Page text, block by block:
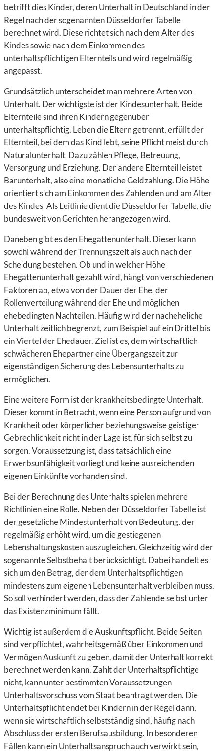
betrifft dies Kinder, deren Unterhalt in Deutschland in der
Regel nach der sogenannten Düsseldorfer Tabelle
berechnet wird. Diese richtet sich nach dem Alter des
Kindes sowie nach dem Einkommen des
unterhaltspflichtigen Elternteils und wird regelmäßig
angepasst.
Grundsätzlich unterscheidet man mehrere Arten von
Unterhalt. Der wichtigste ist der Kindesunterhalt. Beide
Elternteile sind ihren Kindern gegenüber
unterhaltspflichtig. Leben die Eltern getrennt, erfüllt der
Elternteil, bei dem das Kind lebt, seine Pflicht meist durch
Naturalunterhalt. Dazu zählen Pflege, Betreuung,
Versorgung und Erziehung. Der andere Elternteil leistet
Barunterhalt, also eine monatliche Geldzahlung. Die Höhe
orientiert sich am Einkommen des Zahlenden und am Alter
des Kindes. Als Leitlinie dient die Düsseldorfer Tabelle, die
bundesweit von Gerichten herangezogen wird.
Daneben gibt es den Ehegattenunterhalt. Dieser kann
sowohl während der Trennungszeit als auch nach der
Scheidung bestehen. Ob und in welcher Höhe
Ehegattenunterhalt gezahlt wird, hängt von verschiedenen
Faktoren ab, etwa von der Dauer der Ehe, der
Rollenverteilung während der Ehe und möglichen
ehebedingten Nachteilen. Häufig wird der nacheheliche
Unterhalt zeitlich begrenzt, zum Beispiel auf ein Drittel bis
ein Viertel der Ehedauer. Ziel ist es, dem wirtschaftlich
schwächeren Ehepartner eine Übergangszeit zur
eigenständigen Sicherung des Lebensunterhalts zu
ermöglichen.
Eine weitere Form ist der krankheitsbedingte Unterhalt.
Dieser kommt in Betracht, wenn eine Person aufgrund von
Krankheit oder körperlicher beziehungsweise geistiger
Gebrechlichkeit nicht in der Lage ist, für sich selbst zu
sorgen. Voraussetzung ist, dass tatsächlich eine
Erwerbsunfähigkeit vorliegt und keine ausreichenden
eigenen Einkünfte vorhanden sind.
Bei der Berechnung des Unterhalts spielen mehrere
Richtlinien eine Rolle. Neben der Düsseldorfer Tabelle ist
der gesetzliche Mindestunterhalt von Bedeutung, der
regelmäßig erhöht wird, um die gestiegenen
Lebenshaltungskosten auszugleichen. Gleichzeitig wird der
sogenannte Selbstbehalt berücksichtigt. Dabei handelt es
sich um den Betrag, der dem Unterhaltspflichtigen
mindestens zum eigenen Lebensunterhalt verbleiben muss.
So soll verhindert werden, dass der Zahlende selbst unter
das Existenzminimum fällt.
Wichtig ist außerdem die Auskunftspflicht. Beide Seiten
sind verpflichtet, wahrheitsgemäß über Einkommen und
Vermögen Auskunft zu geben, damit der Unterhalt korrekt
berechnet werden kann. Zahlt der Unterhaltspflichtige
nicht, kann unter bestimmten Voraussetzungen
Unterhaltsvorschuss vom Staat beantragt werden. Die
Unterhaltspflicht endet bei Kindern in der Regel dann,
wenn sie wirtschaftlich selbstständig sind, häufig nach
Abschluss der ersten Berufsausbildung. In besonderen
Fällen kann ein Unterhaltsanspruch auch verwirkt sein,